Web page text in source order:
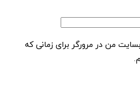
من در مرورگر برای زمانی که